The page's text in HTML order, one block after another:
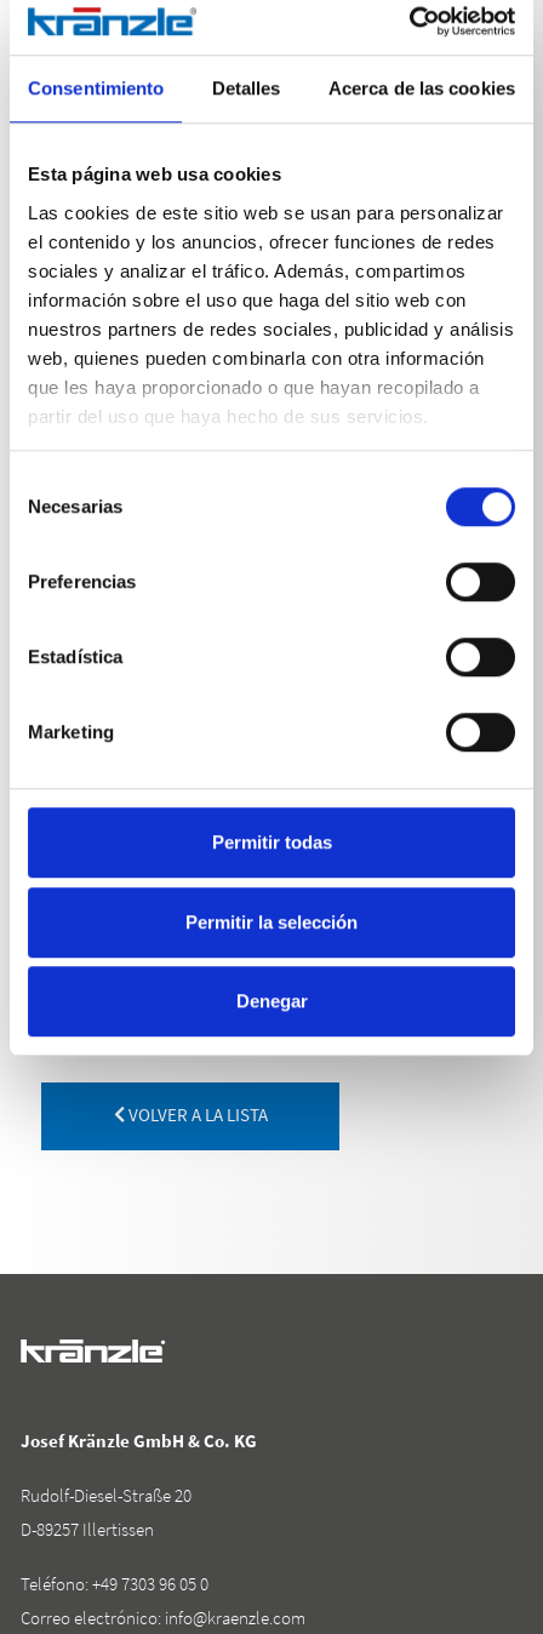
Consentimiento Detalles Acerca de las cookies
Esta página web usa cookies
Las cookies de este sitio web se usan para personalizar
el contenido y los anuncios, ofrecer funciones de redes
sociales y analizar el tráfico. Además, compartimos
información sobre el uso que haga del sitio web con
nuestros partners de redes sociales, publicidad y análisis
web, quienes pueden combinarla con otra información
que les haya proporcionado o que hayan recopilado a
partir del uso que haya hecho de sus servicios.
Necesarias
Preferencias
Estadística
Marketing
Permitir todas
Permitir la selección
Denegar
Con las mangueras de limpieza de tuberías de Kränzle,
las tuberías de desagüe o los canalones obstruidos
pueden limpiarse fácil y rápidamente. Gracias a las
boquillas dirigidas hacia atrás, la manguera de
sin orificio frontal.
Especificaciones técnicas
ESPECIFICACIONES TÉCNICAS
Peso
Manguera de limpieza de tubos 15 m
1,1kg
Manguera de limpieza de tubos 20 m
1,47kg
Manguera de limpieza de tubos 25 m
Manguera de limpieza de tubos 30 m
2,1975kg
VOLVER A LA LISTA
Josef Kränzle GmbH & Co. KG
Rudolf-Diesel-Straße 20
D-89257 Illertissen
Teléfono:+49 7303 96 05 0
Correo electrónico: info@kraenzle.com